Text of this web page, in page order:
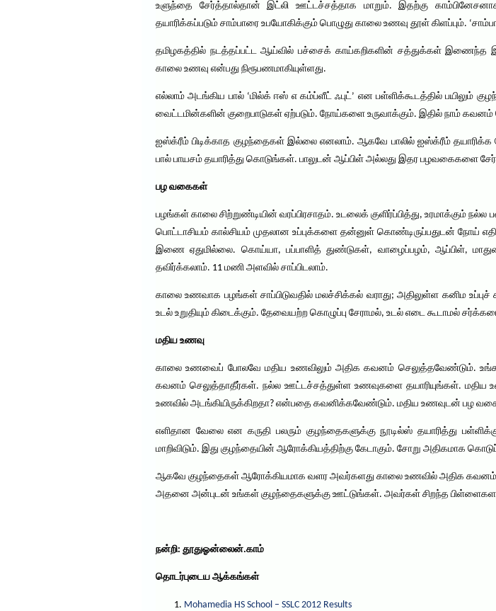
உளுந்தை சேர்த்தால்தான் இட்லி ஊட்டச்சத்தாக மாறும். இதற்கு
தயாரிக்கப்படும் சாம்பாரை உபயோகிக்கும் பொழுது காலை உணவு தூள் கிளப்பும்.
தமிழகத்தில் நடத்தப்பட்ட ஆய்வில் பச்சைக் காய்கறிகளின் சத்துக்கள் இணைந்த
காலை உணவு என்பது நிரூபணமாகியுள்ளது.
எல்லாம் அடங்கிய பால் ‘மில்க் ஈஸ் எ கம்ப்ளீட் ஃபுட்’ என பள்ளிக்கூடத்தில் பயிலும்
வைட்டமின்களின் குறைபாடுகள் ஏற்படும். நோய்களை உருவாக்கும். இதில் நாம்
ஐஸ்க்ரீம் பிடிக்காத குழந்தைகள் இல்லை எனலாம். ஆகவே பாலில் ஐஸ்க்ரீம் தயாரிக்க
பால் பாயசம் தயாரித்து கொடுங்கள். பாலுடன் ஆப்பிள் அல்லது இதர பழவகைகளை
பழ வகைகள்
பழங்கள் காலை சிற்றுண்டியின் வரப்பிரசாதம். உடலைக் குளிர்ப்பித்து, உரமாக்கும்
பொட்டாசியம் கால்சியம் முதலான உப்புக்களை தன்னுள் கொண்டிருப்பதுடன் நோய்
இணை ஏதுமில்லை. கொய்யா, பப்பாளித் துண்டுகள், வாழைப்பழம், ஆப்பிள்,
தவிர்க்கலாம். 11 மணி அளவில் சாப்பிடலாம்.
காலை உணவாக பழங்கள் சாப்பிடுவதில் மலச்சிக்கல் வராது; அதிலுள்ள கனிம உப்புச்
உடல் உறுதியும் கிடைக்கும். தேவையற்ற கொழுப்பு சேராமல், உடல் எடை கூடாமல்
மதிய உணவு
காலை உணவைப் போலவே மதிய உணவிலும் அதிக கவனம் செலுத்தவேண்டும்.
கவனம் செலுத்தாதீர்கள். நல்ல ஊட்டச்சத்துள்ள உணவுகளை தயாரியுங்கள். மதிய
உணவில் அடங்கியிருக்கிறதா? என்பதை கவனிக்கவேண்டும். மதிய உணவுடன் பழ
எளிதான வேலை என கருதி பலரும் குழந்தைகளுக்கு நூடில்ஸ் தயாரித்து
மாறிவிடும். இது குழந்தையின் ஆரோக்கியத்திற்கு கேடாகும். சோறு அதிகமாக
ஆகவே குழந்தைகள் ஆரோக்கியமாக வளர அவர்களது காலை உணவில் அதிக கவனம்
அதனை அன்புடன் உங்கள் குழந்தைகளுக்கு ஊட்டுங்கள். அவர்கள் சிறந்த
நன்றி: தூதுஓன்லைன்.காம்
தொடர்புடைய ஆக்கங்கள்
Mohamedia HS School – SSLC 2012 Results